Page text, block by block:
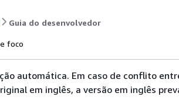
Guia do desenvolvedor
foco
automática. Em caso de conflito
em inglês, a versão em inglês